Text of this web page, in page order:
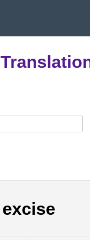
excise